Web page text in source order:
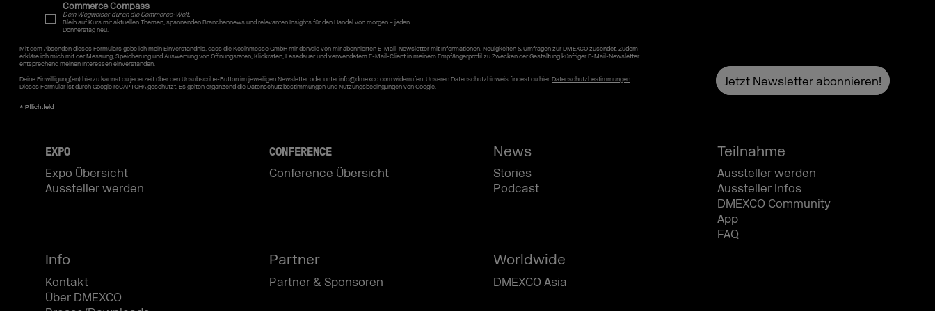
Commerce Compass
Dein Wegweiser durch die Commerce-Welt.
Bleib auf Kurs mit aktuellen Themen, spannenden Branchennews und relevanten Insights für den Handel von morgen – jeden
Donnerstag neu.
Mit dem Absenden dieses Formulars gebe ich mein Einverständnis, dass die Koelnmesse GmbH mir den/die von mir abonnierten E-Mail-Newsletter mit Informationen, Neuigkeiten & Umfragen zur DMEXCO zusendet. Zudem
erkläre ich mich mit der Messung, Speicherung und Auswertung von Öffnungsraten, Klickraten, Lesedauer und verwendetem E-Mail-Client in meinem Empfängerprofil zu Zwecken der Gestaltung künftiger E-Mail-Newsletter
entsprechend meinen Interessen einverstanden.
Deine Einwilligung(en) hierzu kannst du jederzeit über den Unsubscribe-Button im jeweiligen Newsletter oder unter info@dmexco.com widerrufen. Unseren Datenschutzhinweis findest du hier:Datenschutzbestimmungen.
Dieses Formular ist durch Google reCAPTCHA geschützt. Es gelten ergänzend dieDatenschutzbestimmungen und Nutzungsbedingungenvon Google.
EXPO
Expo Übersicht
Aussteller werden
CONFERENCE
Conference Übersicht
News
Stories
Podcast
Teilnahme
Aussteller werden
Aussteller Infos
DMEXCO Community
App
FAQ
Info
Kontakt
Über DMEXCO
Partner
Partner & Sponsoren
Worldwide
DMEXCO Asia